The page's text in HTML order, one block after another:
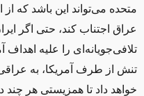
متحده می‌تواند این باشد که
عراق اجتناب کند، حتی اگر
تلافی‌جویانه ای را علیه
تنش از طرف آمریکا، به
خواهد داد تا همزیستی هر